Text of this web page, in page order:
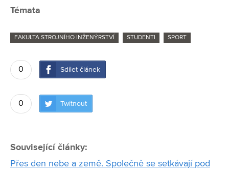
Témata
FAKULTA STROJNÍHO INŽENÝRSTVÍ STUDENTI SPORT
0 Sdílet článek
0 Twítnout
Související články:
Přes den nebe a země. Společně se setkávají pod